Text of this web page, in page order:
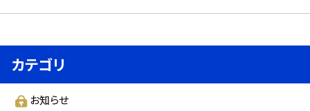
カテゴリ
お知らせ